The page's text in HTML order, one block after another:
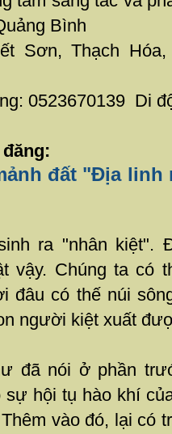
Bình
Sơn, Thạch Hóa,
0523670139 Di
đất "Địa linh
ra "nhân kiệt".
vậy. Chúng ta có
đâu có thế núi
người kiệt xuất
đã nói ở phần
sự hội tụ hào khí
vào đó, lại có